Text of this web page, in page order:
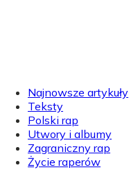
Najnowsze artykuły
Teksty
Polski rap
Utwory i albumy
Zagraniczny rap
Życie raperów